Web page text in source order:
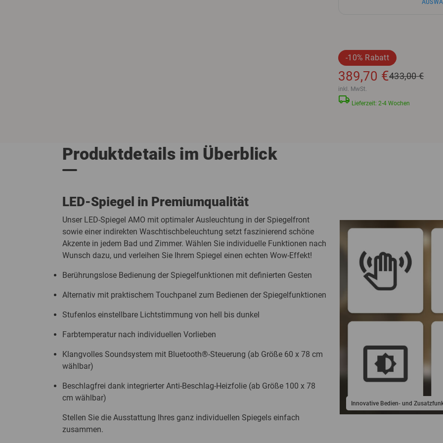
-10% Rabatt
389,70 €433,00€
inkl. MwSt.
local_shipping Lieferzeit: 2-4 Wochen
Produktdetails im Überblick
LED-Spiegel in Premiumqualität
Unser LED-Spiegel AMO mit optimaler Ausleuchtung in der Spiegelfront
sowie einer indirekten Waschtischbeleuchtung setzt faszinierend schöne
Akzente in jedem Bad und Zimmer. Wählen Sie individuelle Funktionen nach
Wunsch dazu, und verleihen Sie Ihrem Spiegel einen echten Wow-Effekt!
Berührungslose Bedienung der Spiegelfunktionen mit definierten Gesten
Alternativ mit praktischem Touchpanel zum Bedienen der Spiegelfunktionen
Stufenlos einstellbare Lichtstimmung von hell bis dunkel
Farbtemperatur nach individuellen Vorlieben
Klangvolles Soundsystem mit Bluetooth®-Steuerung (ab Größe 60 x 78 cm
wählbar)
Beschlagfrei dank integrierter Anti-Beschlag-Heizfolie (ab Größe 100 x 78
cm wählbar)
Stellen Sie die Ausstattung Ihres ganz individuellen Spiegels einfach
zusammen.
Innovative Bedien- und